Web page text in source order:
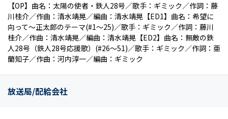
【OP】曲名：太陽の使者・鉄人28号／歌手：ギミック／作詞：藤
川桂介／作曲：清水靖晃／編曲：清水靖晃【ED1】曲名：希望に
向って～正太郎のテーマ(#1～25)／歌手：ギミック／作詞：藤川
桂介／作曲：清水靖晃／編曲：清水靖晃【ED2】曲名：無敵の鉄
人28号（鉄人28号応援歌）(#26～51)／歌手：ギミック／作詞：亜
蘭知子／作曲：河内淳一／編曲：ギミック
放送局/配給会社